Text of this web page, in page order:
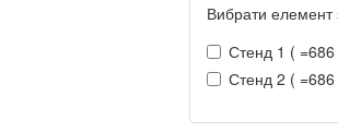
Вибрати елемент
Стенд 1 ( =686
Стенд 2 ( =686